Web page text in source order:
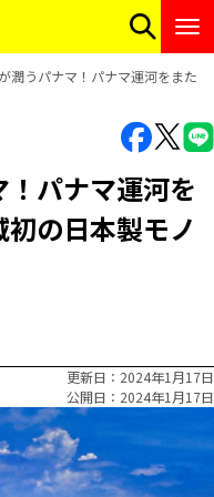
潤うパナマ！パナマ運河をまた
パナマ運河を
の日本製モノ
更新日
2024年1月17日
公開日
2024年1月17日